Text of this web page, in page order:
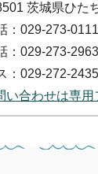
茨城県ひた
：029-273-
：029-273-
：029-272-2435
い合わせは専用